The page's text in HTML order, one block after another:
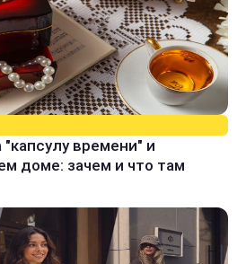
времени" и
доме: зачем и что там